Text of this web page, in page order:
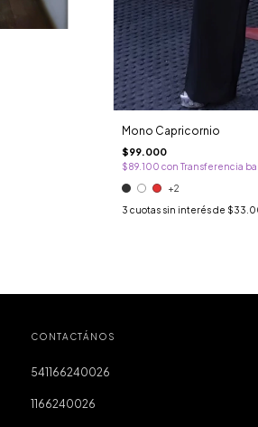
Mono Capricornio
$99.000
$89.100con Transferencia
+2
3 cuotas sin interés de
CONTACTÁNOS
541166240026
1166240026